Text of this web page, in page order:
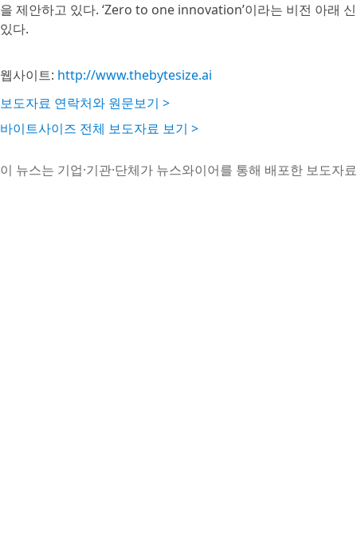
을 제안하고 있다. ‘Zero to one innovation’이라는 비전 아래
있다.
웹사이트: http://www.thebytesize.ai
보도자료 연락처와 원문보기 >
바이트사이즈 전체 보도자료 보기 >
이 뉴스는 기업·기관·단체가 뉴스와이어를 통해 배포한 보도자